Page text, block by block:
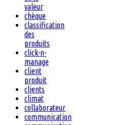
valeur
chèque
classification
des
produits
click-n-
manage
client
produit
clients
climat
collaborateur
communication